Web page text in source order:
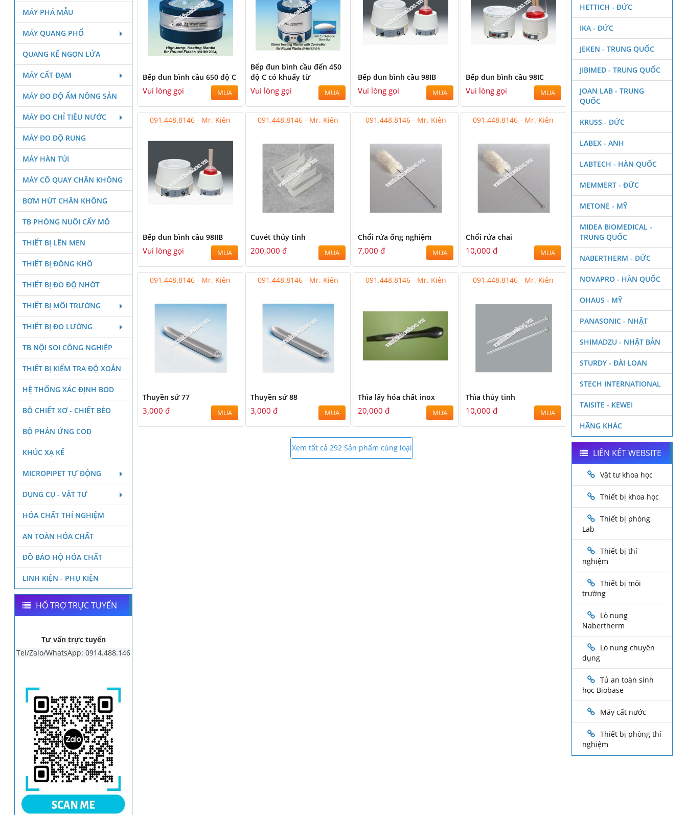
Bếp đun bình cầu 650 độ C
Vui lòng gọi MUA
Bếp đun bình cầu đến 450
độ C có khuấy từ
Vui lòng gọi MUA
Bếp đun bình cầu 98IB
Vui lòng gọi MUA
Bếp đun bình cầu 98IC
Vui lòng gọi MUA
091.448.8146 - Mr. Kiên
Bếp đun bình cầu 98IIB
Vui lòng gọi MUA
091.448.8146 - Mr. Kiên
Cuvét thủy tinh
200,000 đ MUA
091.448.8146 - Mr. Kiên
Chổi rửa ống nghiệm
7,000 đ MUA
091.448.8146 - Mr. Kiên
Chổi rửa chai
10,000 đ MUA
091.448.8146 - Mr. Kiên
Thuyền sứ 77
3,000 đ MUA
091.448.8146 - Mr. Kiên
Thuyền sứ 88
3,000 đ MUA
091.448.8146 - Mr. Kiên
Thìa lấy hóa chất inox
20,000 đ MUA
091.448.8146 - Mr. Kiên
Thìa thủy tinh
10,000 đ MUA
Xem tất cả 292 Sản phẩm cùng loại
MÁY PHÁ MẪU
MÁY QUANG PHỔ
QUANG KẾ NGỌN LỬA
MÁY CẤT ĐẠM
MÁY ĐO ĐỘ ẨM NÔNG SẢN
MÁY ĐO CHỈ TIÊU NƯỚC
MÁY ĐO ĐỘ RUNG
MÁY HÀN TÚI
MÁY CÔ QUAY CHÂN KHÔNG
BƠM HÚT CHÂN KHÔNG
TB PHÒNG NUÔI CẤY MÔ
THIẾT BỊ LÊN MEN
THIẾT BỊ ĐÔNG KHÔ
THIẾT BỊ ĐO ĐỘ NHỚT
THIẾT BỊ MÔI TRƯỜNG
THIẾT BỊ ĐO LƯỜNG
TB NỘI SOI CÔNG NGHIỆP
THIẾT BỊ KIỂM TRA ĐỘ XOẮN
HỆ THỐNG XÁC ĐỊNH BOD
BỘ CHIẾT XƠ - CHIẾT BÉO
BỘ PHẢN ỨNG COD
KHÚC XẠ KẾ
MICROPIPET TỰ ĐỘNG
DỤNG CỤ - VẬT TƯ
HÓA CHẤT THÍ NGHIỆM
AN TOÀN HÓA CHẤT
ĐỒ BẢO HỘ HÓA CHẤT
LINH KIỆN - PHỤ KIỆN
HỔ TRỢ TRỰC TUYẾN
Tư vấn trực tuyến
Tel/Zalo/WhatsApp: 0914.488.146
HETTICH - ĐỨC
IKA - ĐỨC
JEKEN - TRUNG QUỐC
JIBIMED - TRUNG QUỐC
JOAN LAB - TRUNG
QUỐC
KRUSS - ĐỨC
LABEX - ANH
LABTECH - HÀN QUỐC
MEMMERT - ĐỨC
METONE - MỸ
MIDEA BIOMEDICAL -
TRUNG QUỐC
NABERTHERM - ĐỨC
NOVAPRO - HÀN QUỐC
OHAUS - MỸ
PANASONIC - NHẬT
SHIMADZU - NHẬT BẢN
STURDY - ĐÀI LOAN
STECH INTERNATIONAL
TAISITE - KEWEI
HÃNG KHÁC
LIÊN KẾT WEBSITE
Vật tư khoa học
Thiết bị khoa học
Thiết bị phòng
Lab
Thiết bị thí
nghiệm
Thiết bị môi
trường
Lò nung
Nabertherm
Lò nung chuyên
dụng
Tủ an toàn sinh
học Biobase
Máy cất nước
Thiết bị phòng thí
nghiệm